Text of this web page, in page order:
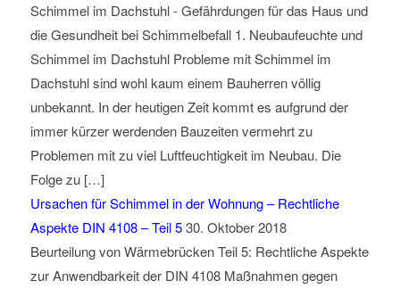
Schimmel im Dachstuhl - Gefährdungen für das Haus und
die Gesundheit bei Schimmelbefall 1. Neubaufeuchte und
Schimmel im Dachstuhl Probleme mit Schimmel im
Dachstuhl sind wohl kaum einem Bauherren völlig
unbekannt. In der heutigen Zeit kommt es aufgrund der
immer kürzer werdenden Bauzeiten vermehrt zu
Problemen mit zu viel Luftfeuchtigkeit im Neubau. Die
Folge zu […]
Ursachen für Schimmel in der Wohnung – Rechtliche
Aspekte DIN 4108 – Teil 5 30. Oktober 2018
Beurteilung von Wärmebrücken Teil 5: Rechtliche Aspekte
zur Anwendbarkeit der DIN 4108 Maßnahmen gegen